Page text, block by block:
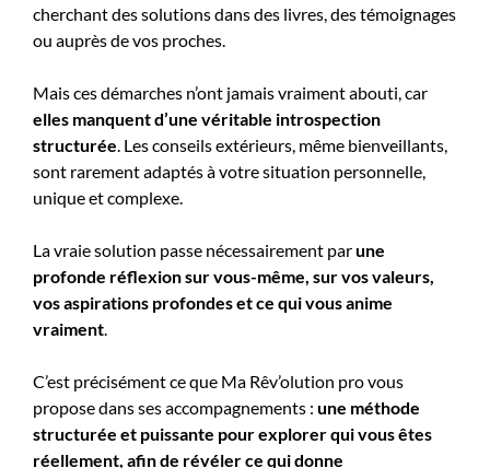
cherchant des solutions dans des livres, des témoignages
ou auprès de vos proches.
Mais ces démarches n’ont jamais vraiment abouti, car
elles manquent d’une véritable introspection
structurée. Les conseils extérieurs, même bienveillants,
sont rarement adaptés à votre situation personnelle,
unique et complexe.
La vraie solution passe nécessairement parune
profonde réflexion sur vous-même, sur vos valeurs,
vos aspirations profondes et ce qui vous anime
vraiment.
C’est précisément ce que Ma Rêv’olution pro vous
propose dans ses accompagnements : une méthode
structurée et puissante pour explorer qui vous êtes
réellement, afin de révéler ce qui donne